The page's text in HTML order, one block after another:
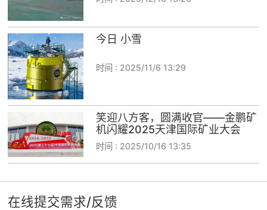
今日 小雪
时间 : 2025/11/6 13:29
笑迎八方客，圆满收官——金鹏矿
机闪耀2025天津国际矿业大会
时间 : 2025/10/16 13:35
在线提交需求/反馈